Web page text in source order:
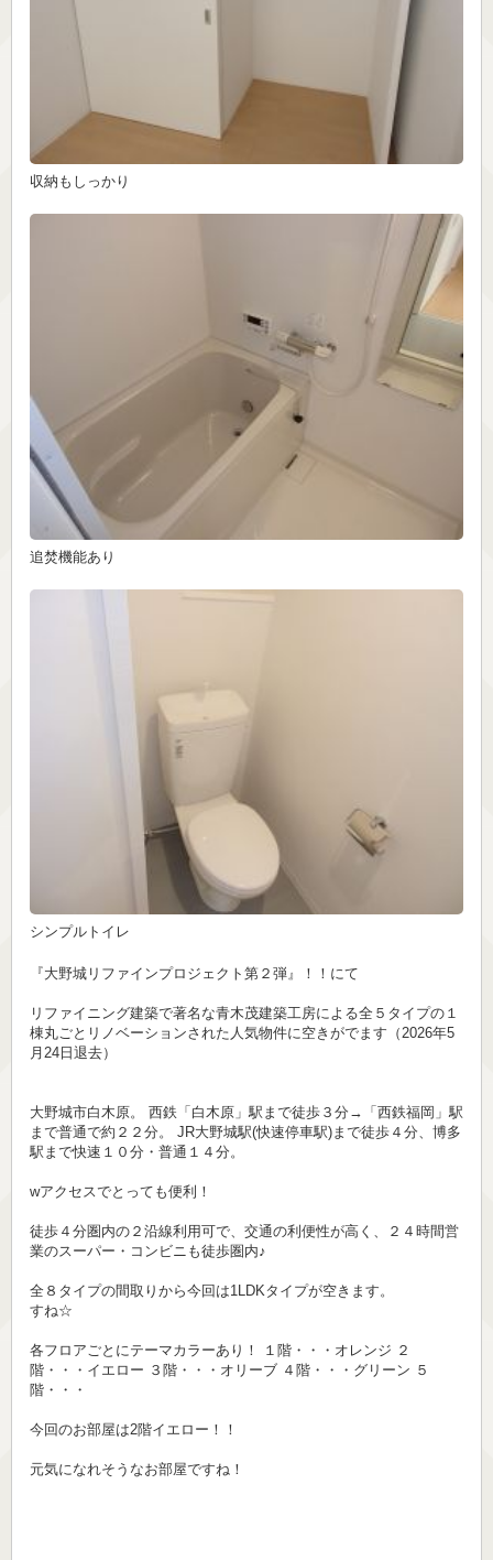
『大野城リファインプロジェクト第２弾』！！にて
リファイニング建築で著名な青木茂建築工房による全５タイプの１
棟丸ごとリノベーションされた人気物件に空きがでます（2026年5
月24日退去）
大野城市白木原。 西鉄「白木原」駅まで徒歩３分→「西鉄福岡」駅
まで普通で約２２分。 JR大野城駅(快速停車駅)まで徒歩４分、博多
駅まで快速１０分・普通１４分。
wアクセスでとっても便利！
徒歩４分圏内の２沿線利用可で、交通の利便性が高く、２４時間営
業のスーパー・コンビニも徒歩圏内♪
全８タイプの間取りから今回は1LDKタイプが空きます。
すね☆
各フロアごとにテーマカラーあり！ １階・・・オレンジ ２
階・・・イエロー ３階・・・オリーブ ４階・・・グリーン ５
階・・・
今回のお部屋は2階イエロー！！
元気になれそうなお部屋ですね！
収納もしっかり
追焚機能あり
シンプルトイレ